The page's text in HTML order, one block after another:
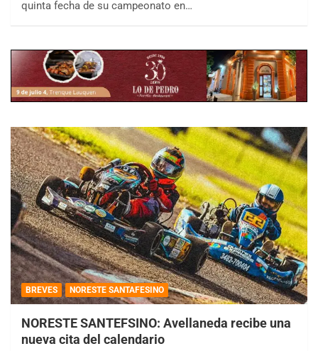
quinta fecha de su campeonato en…
BREVES NORESTE SANTAFESINO
NORESTE SANTEFSINO: Avellaneda recibe una
nueva cita del calendario